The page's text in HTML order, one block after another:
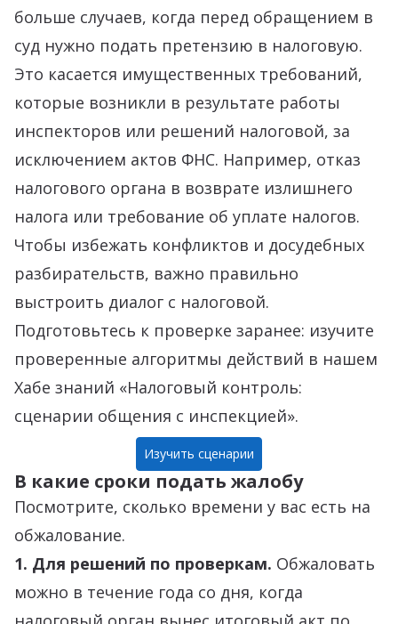
больше случаев, когда перед обращением в
суд нужно подать претензию в налоговую.
Это касается имущественных требований,
которые возникли в результате работы
инспекторов или решений налоговой, за
исключением актов ФНС. Например, отказ
налогового органа в возврате излишнего
налога или требование об уплате налогов.
Чтобы избежать конфликтов и досудебных
разбирательств, важно правильно
выстроить диалог с налоговой.
Подготовьтесь к проверке заранее: изучите
проверенные алгоритмы действий в нашем
Хабе знаний «Налоговый контроль:
сценарии общения с инспекцией».
Изучить сценарии
В какие сроки подать жалобу
Посмотрите, сколько времени у вас есть на
обжалование.
1. Для решений по проверкам. Обжаловать
можно в течение года со дня, когда